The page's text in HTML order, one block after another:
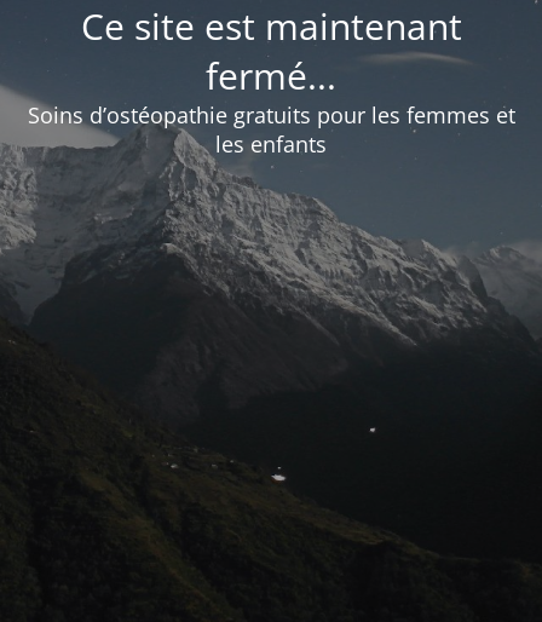
Ce site est maintenant
fermé...
Soins d’ostéopathie gratuits pour les femmes et
les enfants